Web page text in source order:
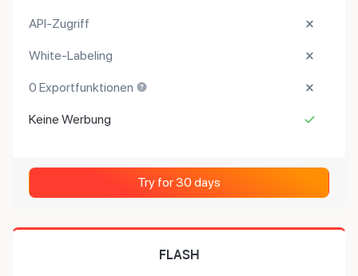
API-Zugriff
White-Labeling
0 Exportfunktionen
Keine Werbung
Try for 30 days
FLASH